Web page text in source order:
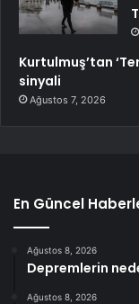
Kurtulmuş’tan
sinyali
Ağustos 7, 2026
En Güncel
Ağustos 8, 2026
Depremlerin
Ağustos 8, 2026